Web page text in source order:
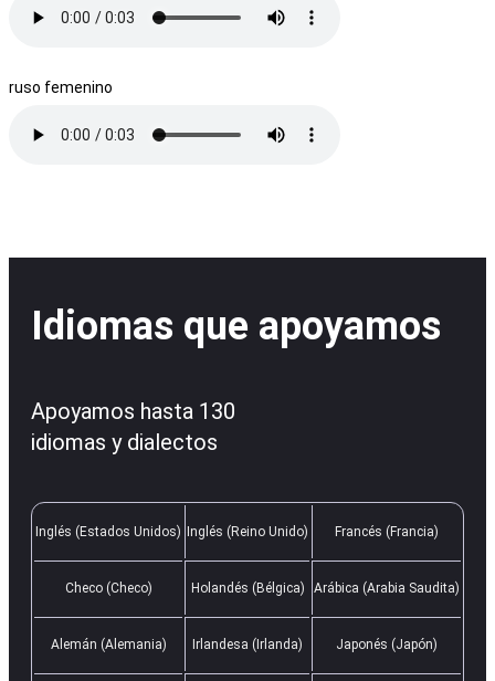
ruso femenino
Idiomas que apoyamos
Apoyamos hasta 130
idiomas y dialectos
Inglés (Estados Unidos) Inglés (Reino Unido) Francés (Francia)
Checo (Checo) Holandés (Bélgica) Arábica (Arabia Saudita)
Alemán (Alemania) Irlandesa (Irlanda) Japonés (Japón)